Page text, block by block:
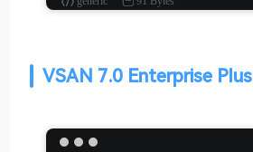
VSAN 7.0 Enterprise Plus